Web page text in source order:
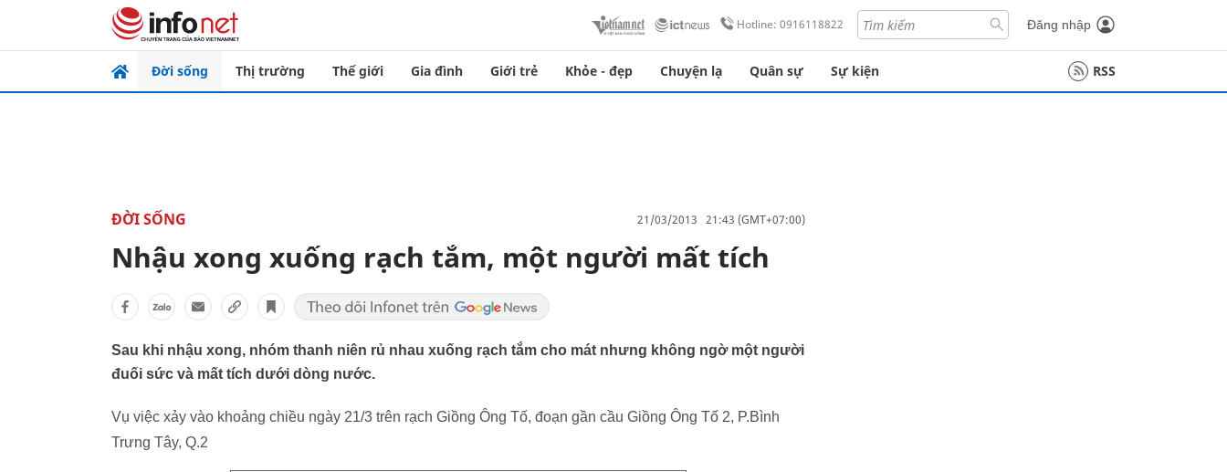
Hotline: 0916118822 Đăng nhập
Đời sống Thị trường Thế giới Gia đình Giới trẻ Khỏe - đẹp Chuyện lạ Quân sự Sự kiện RSS
ĐỜI SỐNG 21/03/2013 21:43 (GMT+07:00)
Nhậu xong xuống rạch tắm, một người mất tích
Sau khi nhậu xong, nhóm thanh niên rủ nhau xuống rạch tắm cho mát nhưng không ngờ một người
đuối sức và mất tích dưới dòng nước.
Vụ việc xảy vào khoảng chiều ngày 21/3 trên rạch Giồng Ông Tố, đoạn gần cầu Giồng Ông Tố 2, P.Bình
Trưng Tây, Q.2